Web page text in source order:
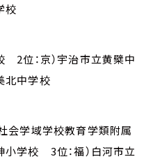
校
2位：京）宇治市立黄檗中
北中学校
会学域学校教育学類附属
学校 3位：福）白河市立